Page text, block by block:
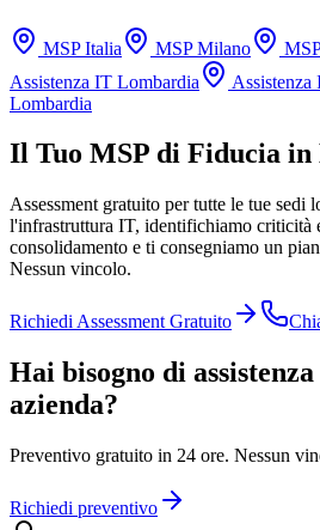
MSP Italia MSP Milano
Assistenza IT Lombardia
Lombardia
Il Tuo MSP di Fiducia
Assessment gratuito per tutte le tue sedi
l'infrastruttura IT, identifichiamo criticità
consolidamento e ti consegniamo un
Nessun vincolo.
Richiedi Assessment Gratuito
Hai bisogno di
azienda?
Preventivo gratuito in 24 ore. Nessun
Richiedi preventivo